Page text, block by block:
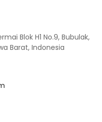
Blok H1 No.9, Bubulak,
Barat, Indonesia